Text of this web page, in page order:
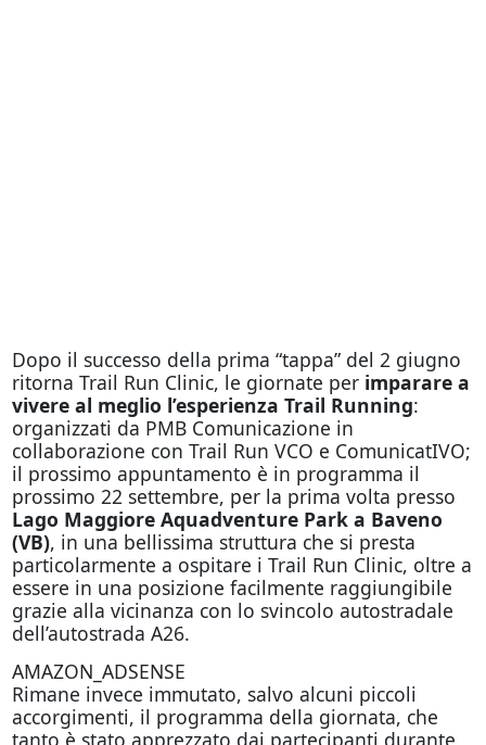
Dopo il successo della prima “tappa” del 2 giugno
ritorna Trail Run Clinic, le giornate per imparare a
vivere al meglio l’esperienza Trail Running:
organizzati da PMB Comunicazione in
collaborazione con Trail Run VCO e ComunicatIVO;
il prossimo appuntamento è in programma il
prossimo 22 settembre, per la prima volta presso
Lago Maggiore Aquadventure Park a Baveno
(VB), in una bellissima struttura che si presta
particolarmente a ospitare i Trail Run Clinic, oltre a
essere in una posizione facilmente raggiungibile
grazie alla vicinanza con lo svincolo autostradale
dell’autostrada A26.
AMAZON_ADSENSE
Rimane invece immutato, salvo alcuni piccoli
accorgimenti, il programma della giornata, che
tanto è stato apprezzato dai partecipanti durante